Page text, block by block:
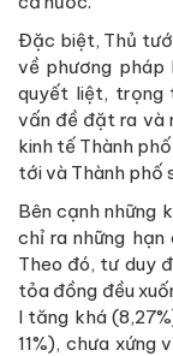
Đặc biệt, Thủ
về phương pháp
quyết liệt, trọng
vấn đề đặt ra và
kinh tế Thành
tới và Thành phố
Bên cạnh những
chỉ ra những
Theo đó, tư duy
tỏa đồng đều
I tăng khá
11%), chưa